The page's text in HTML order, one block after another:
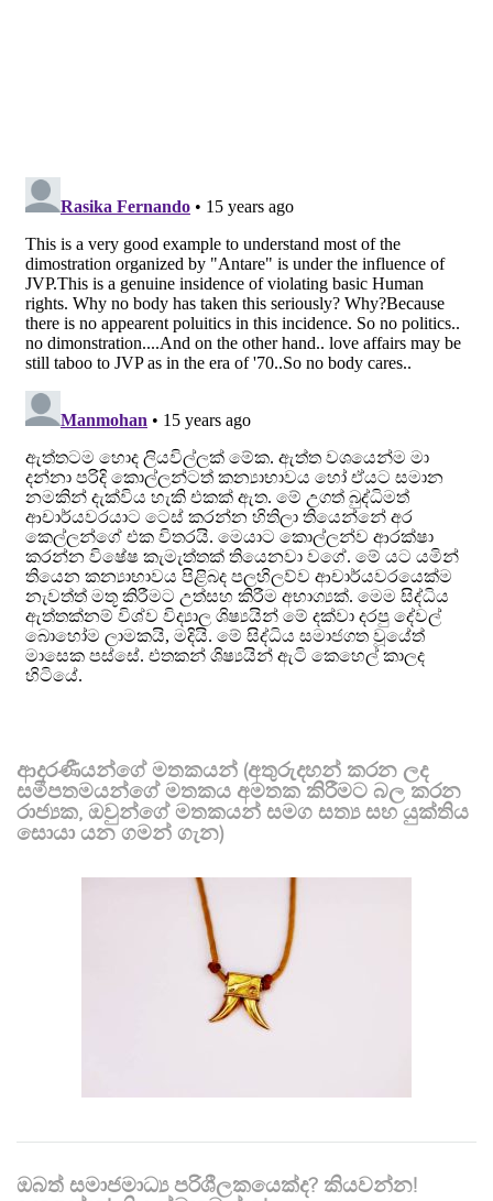
ආදරණීයන්ගේ මතකයන් (අතුරුදහන් කරන ලද
සමීපතමයන්ගේ මතකය අමතක කිරීමට බල කරන
රාජ්‍යක, ඔවුන්ගේ මතකයන් සමග සත්‍ය සහ යුක්තිය
සොයා යන ගමන් ගැන)
ඔබත් සමාජමාධ්‍ය පරිශීලකයෙක්ද? කියවන්න!